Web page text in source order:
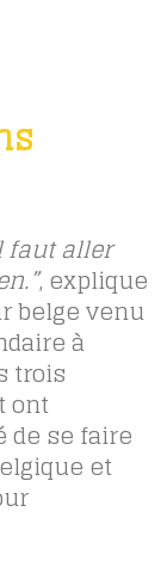
faut aller
, explique
belge venu
à
trois
ont
de se faire
et